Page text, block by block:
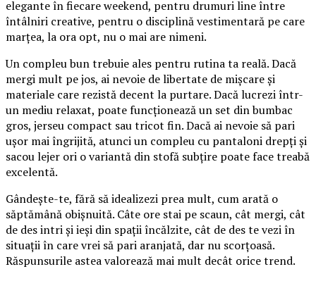
elegante în fiecare weekend, pentru drumuri line între
întâlniri creative, pentru o disciplină vestimentară pe care
marțea, la ora opt, nu o mai are nimeni.
Un compleu bun trebuie ales pentru rutina ta reală. Dacă
mergi mult pe jos, ai nevoie de libertate de mișcare și
materiale care rezistă decent la purtare. Dacă lucrezi într-
un mediu relaxat, poate funcționează un set din bumbac
gros, jerseu compact sau tricot fin. Dacă ai nevoie să pari
ușor mai îngrijită, atunci un compleu cu pantaloni drepți și
sacou lejer ori o variantă din stofă subțire poate face treabă
excelentă.
Gândește-te, fără să idealizezi prea mult, cum arată o
săptămână obișnuită. Câte ore stai pe scaun, cât mergi, cât
de des intri și ieși din spații încălzite, cât de des te vezi în
situații în care vrei să pari aranjată, dar nu scorțoasă.
Răspunsurile astea valorează mai mult decât orice trend.